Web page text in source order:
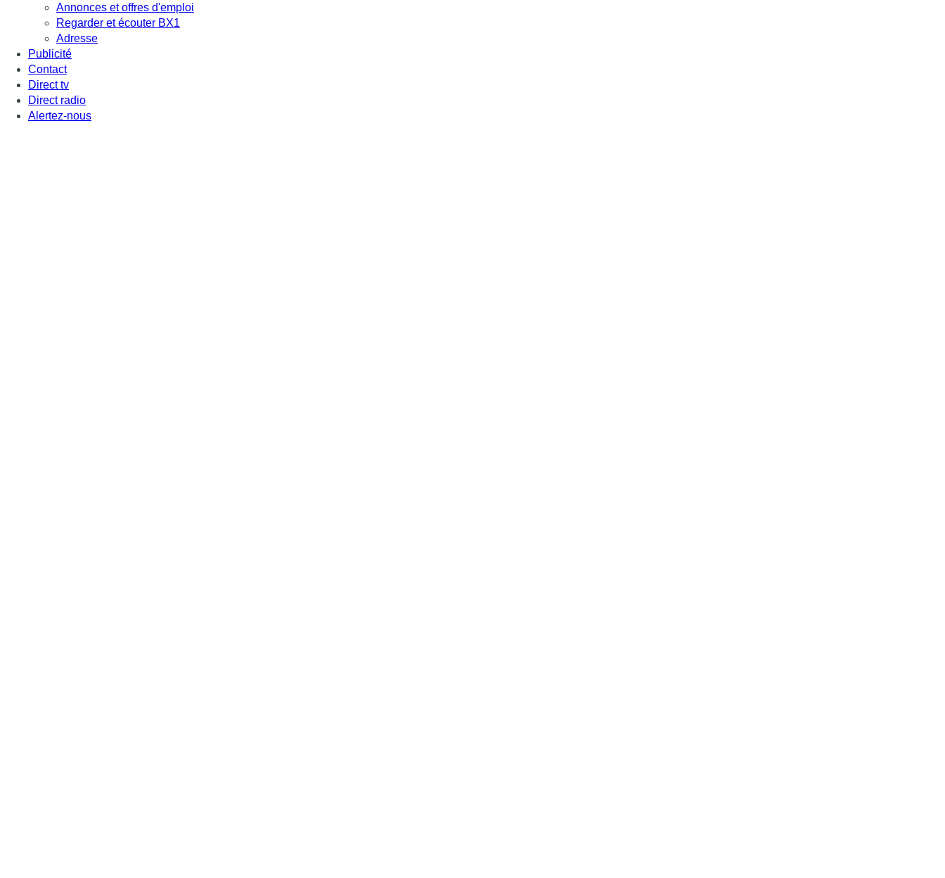
Annonces et offres d'emploi
Regarder et écouter BX1
Adresse
Publicité
Contact
Direct tv
Direct radio
Alertez-nous